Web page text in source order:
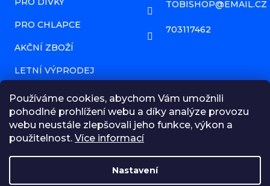
Používáme cookies, abychom Vám umožnili
pohodlné prohlížení webu a díky analýze provozu
webu neustále zlepšovali jeho funkce, výkon a
použitelnost. Více informací
Nastavení
í
PRO CHLAPCE
AKČNÍ ZBOŽÍ
LETNÍ VÝPRODEJ
PRODÁVANÉ ZNAČKY
HODNOCENÍ OBCHODU
NAPIŠTE NÁM ZPRÁVU!
TOBISHOP@EMAIL.CZ
703117462